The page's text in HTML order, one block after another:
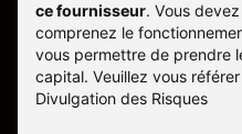
ce fournisseur. Vous
comprenez le
vous permettre de prendre
capital. Veuillez vous
Divulgation des Risques